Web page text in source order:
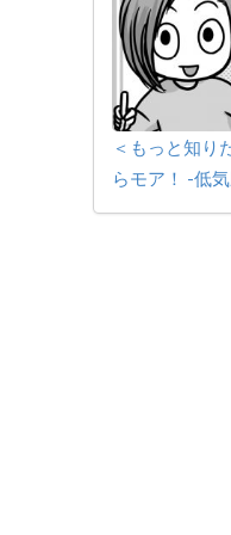
＜もっと知り
らモア！ -低